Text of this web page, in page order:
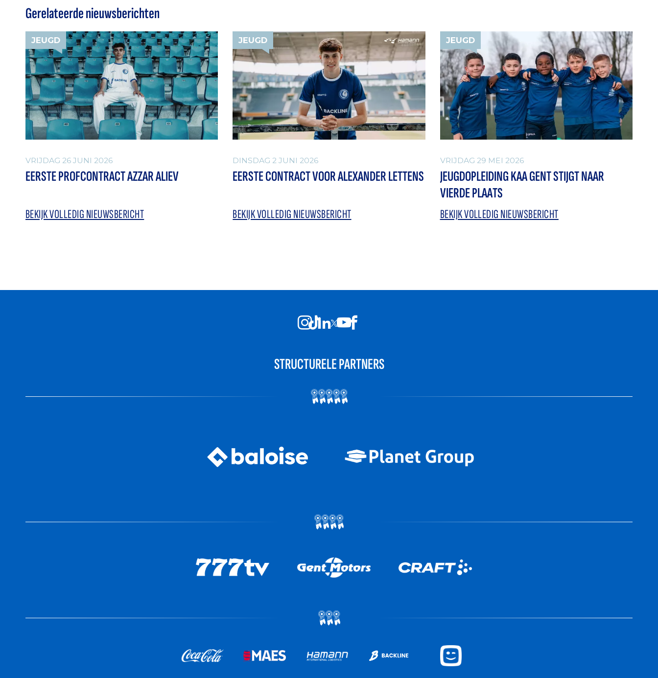
Gerelateerde nieuwsberichten
JEUGD
VRIJDAG 26 JUNI 2026
EERSTE PROFCONTRACT AZZAR ALIEV
BEKIJK VOLLEDIG NIEUWSBERICHT
JEUGD
DINSDAG 2 JUNI 2026
EERSTE CONTRACT VOOR ALEXANDER LETTENS
BEKIJK VOLLEDIG NIEUWSBERICHT
JEUGD
VRIJDAG 29 MEI 2026
JEUGDOPLEIDING KAA GENT STIJGT NAAR
VIERDE PLAATS
BEKIJK VOLLEDIG NIEUWSBERICHT
STRUCTURELE PARTNERS